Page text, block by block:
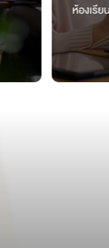
ห้องเรี